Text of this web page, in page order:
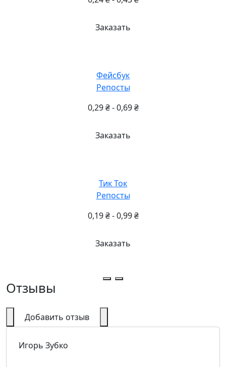
Заказать
Фейсбук
Репосты
0,29₴-0,69₴
Заказать
Тик Ток
Репосты
0,19₴-0,99₴
Заказать
Отзывы
Добавить отзыв
Игорь Зубко